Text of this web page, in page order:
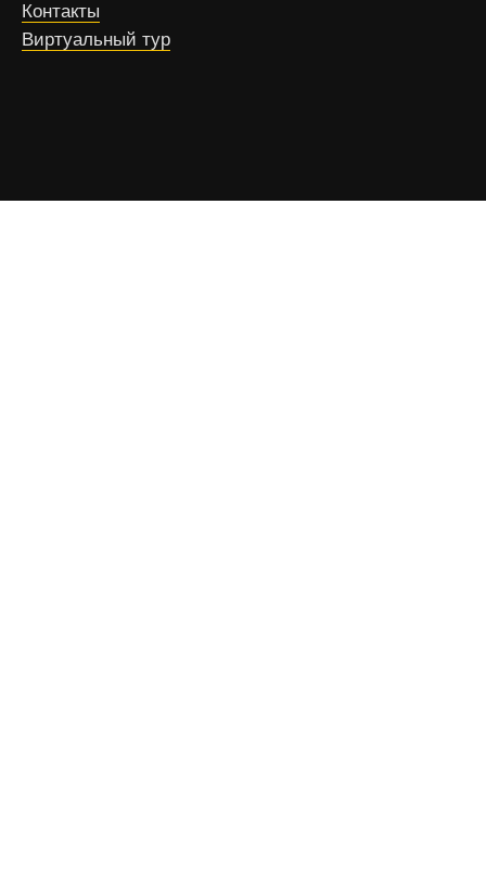
Контакты
Виртуальный тур